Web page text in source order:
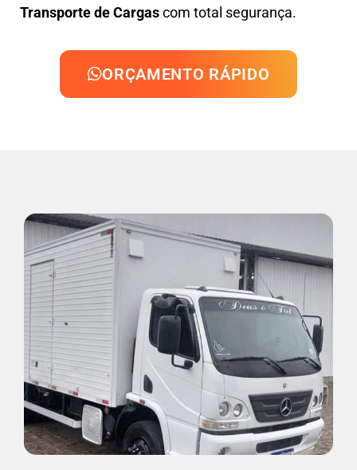
Transporte de Cargascom total segurança.
ORÇAMENTO RÁPIDO